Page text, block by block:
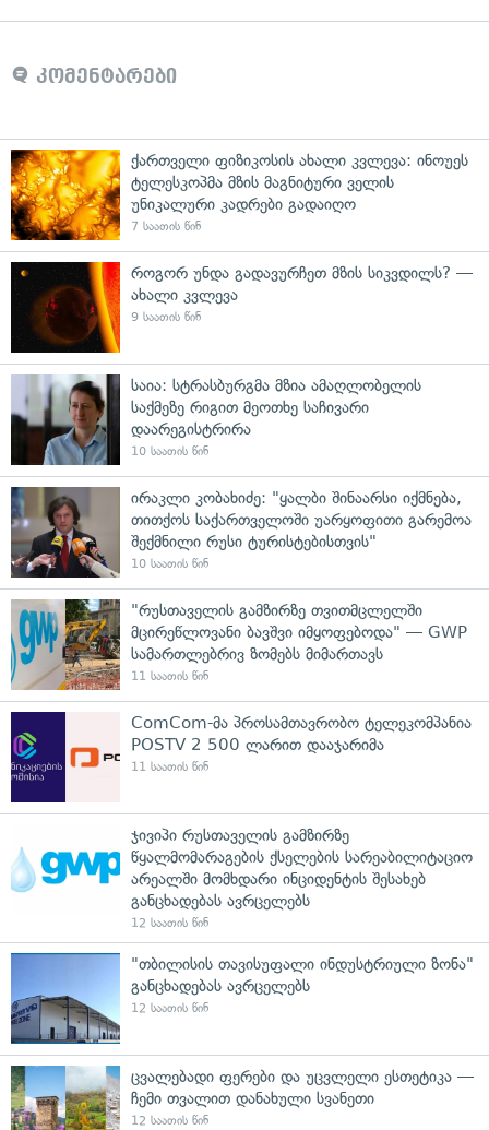
კომენტარები
ქართველი ფიზიკოსის ახალი კვლევა: ინოუეს
ტელესკოპმა მზის მაგნიტური ველის
უნიკალური კადრები გადაიღო
7 საათის წინ
როგორ უნდა გადავურჩეთ მზის სიკვდილს? —
ახალი კვლევა
9 საათის წინ
საია: სტრასბურგმა მზია ამაღლობელის
საქმეზე რიგით მეოთხე საჩივარი
დაარეგისტრირა
10 საათის წინ
ირაკლი კობახიძე: "ყალბი შინაარსი იქმნება,
თითქოს საქართველოში უარყოფითი გარემოა
შექმნილი რუსი ტურისტებისთვის"
10 საათის წინ
"რუსთაველის გამზირზე თვითმცლელში
მცირეწლოვანი ბავშვი იმყოფებოდა" — GWP
სამართლებრივ ზომებს მიმართავს
11 საათის წინ
ComCom-მა პროსამთავრობო ტელეკომპანია
POSTV 2 500 ლარით დააჯარიმა
11 საათის წინ
ჯივიპი რუსთაველის გამზირზე
წყალმომარაგების ქსელების სარეაბილიტაციო
არეალში მომხდარი ინციდენტის შესახებ
განცხადებას ავრცელებს
12 საათის წინ
"თბილისის თავისუფალი ინდუსტრიული ზონა"
განცხადებას ავრცელებს
12 საათის წინ
ცვალებადი ფერები და უცვლელი ესთეტიკა —
ჩემი თვალით დანახული სვანეთი
12 საათის წინ